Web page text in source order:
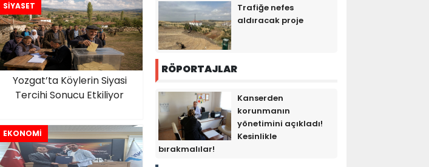
SİYASET
Yozgat’ta Köylerin Siyasi
Tercihi Sonucu Etkiliyor
EKONOMİ
Trafiğe nefes
aldıracak proje
RÖPORTAJLAR
Kanserden
korunmanın
yönetimini açıkladı!
Kesinlikle
bırakmalılar!